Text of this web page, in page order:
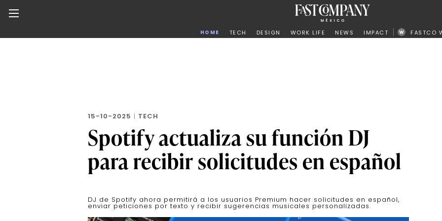
Noticias de negocios, innovación, tecnología y diseño
HOME TECH DESIGN WORK LIFE NEWS IMPACT FASTCO
15-10-2025 | TECH
Spotify actualiza su función DJ
para recibir solicitudes en español
DJ de Spotify ahora permitirá a los usuarios Premium hacer solicitudes en español,
enviar peticiones por texto y recibir sugerencias musicales personalizadas.